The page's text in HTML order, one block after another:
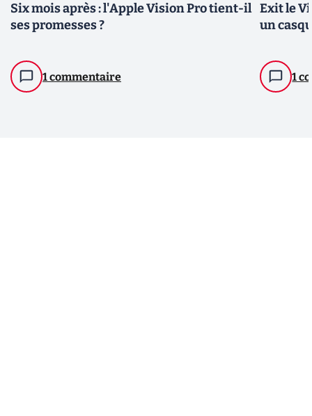
Six mois après : l'Apple Vision Pro tient-il
ses promesses ?
1 commentaire
Exit le
un
1